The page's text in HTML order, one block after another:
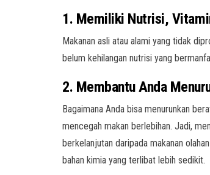
1. Memiliki Nutrisi,
Makanan asli atau alami yang tidak
belum kehilangan nutrisi yang
2. Membantu Anda
Bagaimana Anda bisa menurunkan
mencegah makan berlebihan. Jadi,
berkelanjutan daripada makanan
bahan kimia yang terlibat lebih sedikit.